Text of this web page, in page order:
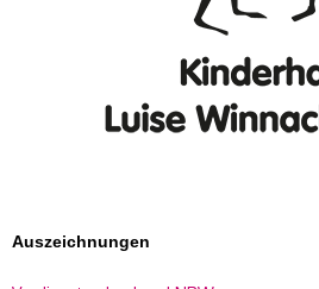
Auszeichnungen